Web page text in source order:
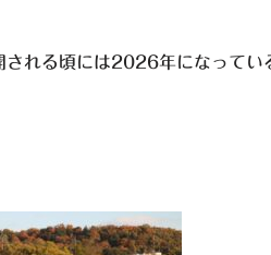
れる頃には2026年になってい